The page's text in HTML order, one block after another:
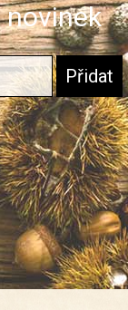
novinek